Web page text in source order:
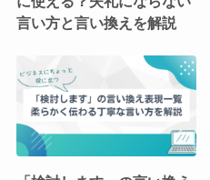
言い方と言い換えを解説